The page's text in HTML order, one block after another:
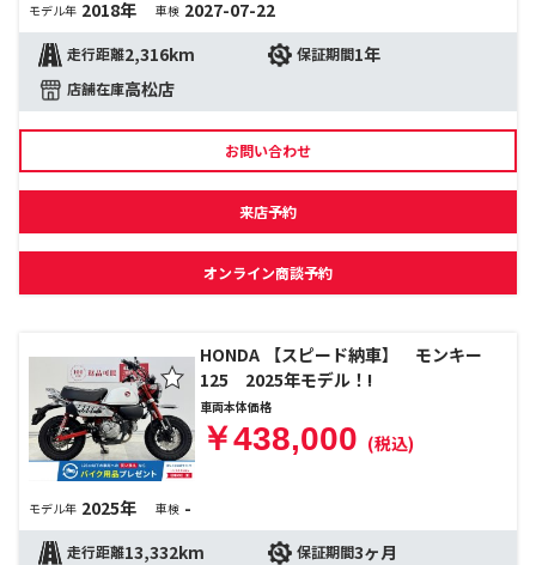
モデル年 2018年 車検 2027-07-22
走行距離2,316km 保証期間1年
店舗在庫高松店
お問い合わせ
来店予約
オンライン商談予約
HONDA 【スピード納車】 モンキー
125 2025年モデル！!
車両本体価格
￥438,000 (税込)
モデル年 2025年 車検 -
走行距離13,332km 保証期間3ヶ月